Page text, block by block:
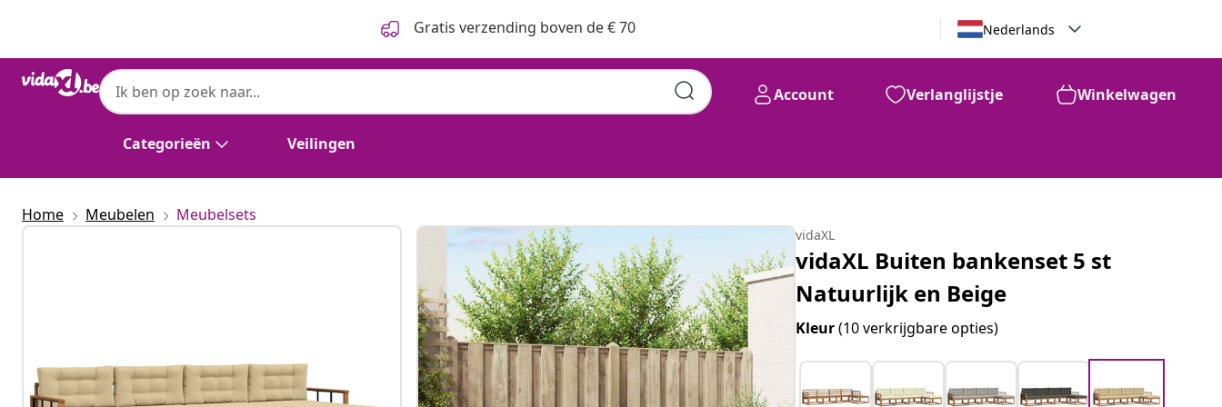
Gratis verzending boven de € 70 Nederlands
Categorieën Veilingen
Account Verlanglijstje Winkelwagen
Home Meubelen Meubelsets
vidaXL
vidaXL Buiten bankenset 5 st
Natuurlijk en Beige
Kleur(10 verkrijgbare opties)